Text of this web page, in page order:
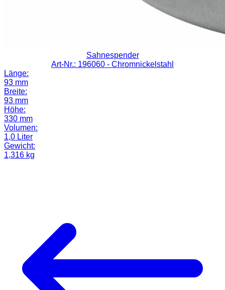
Sahnespender
Art-Nr.: 196060 - Chromnickelstahl
Länge:
93 mm
Breite:
93 mm
Höhe:
330 mm
Volumen:
1,0 Liter
Gewicht:
1,316 kg